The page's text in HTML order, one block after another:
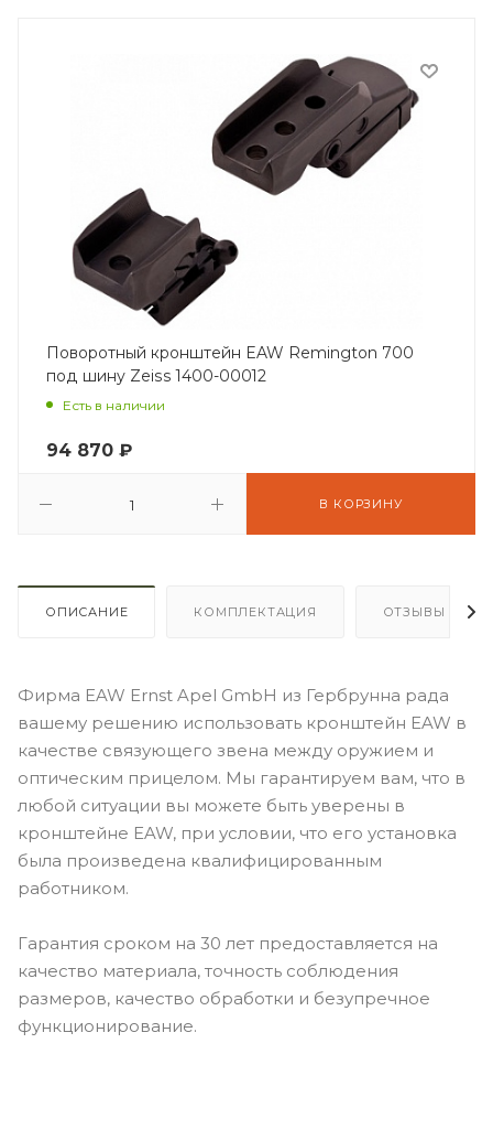
Поворотный кронштейн EAW Remington 700
под шину Zeiss 1400-00012
Есть в наличии
94 870 ₽
В КОРЗИНУ
ОПИСАНИЕ КОМПЛЕКТАЦИЯ ОТЗЫВЫ
Фирма EAW Ernst Apel GmbH из Гербрунна рада
вашему решению использовать кронштейн EAW в
качестве связующего звена между оружием и
оптическим прицелом. Мы гарантируем вам, что в
любой ситуации вы можете быть уверены в
кронштейне EAW, при условии, что его установка
была произведена квалифицированным
работником.
Гарантия сроком на 30 лет предоставляется на
качество материала, точность соблюдения
размеров, качество обработки и безупречное
функционирование.